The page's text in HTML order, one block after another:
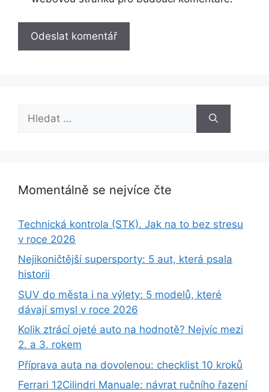
Momentálně se nejvíce čte
Technická kontrola (STK). Jak na to bez stresu
v roce 2026
Nejikoničtější supersporty: 5 aut, která psala
historii
SUV do města i na výlety: 5 modelů, které
dávají smysl v roce 2026
Kolik ztrácí ojeté auto na hodnotě? Nejvíc mezi
2. a 3. rokem
Příprava auta na dovolenou: checklist 10 kroků
Ferrari 12Cilindri Manuale: návrat ručního řazení